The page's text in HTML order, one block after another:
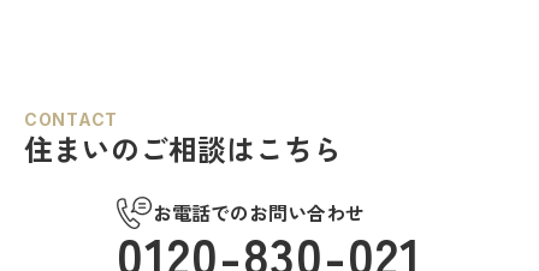
CONTACT
住まいのご相談はこちら
お電話でのお問い合わせ
0120-830-021